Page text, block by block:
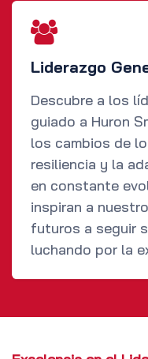
Liderazgo
Descubre a los
guiado a Huron
los cambios de
resiliencia y la
en constante
inspiran a
futuros a seguir
luchando por la